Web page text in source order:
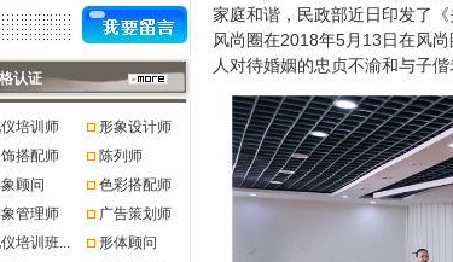
认证
培训师
形象设计师
搭配师
陈列师
顾问
色彩搭配师
管理师
广告策划师
培训班...
形体顾问
家庭和谐，民政部近日印发了
风尚圈在2018年5月13日在风
人对待婚姻的忠贞不渝和与子偕